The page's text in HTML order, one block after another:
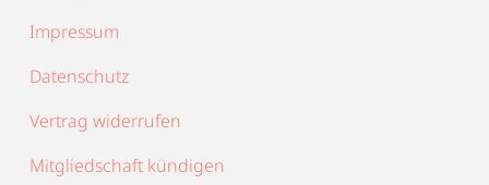
Impressum
Datenschutz
Vertrag widerrufen
Mitgliedschaft kündigen